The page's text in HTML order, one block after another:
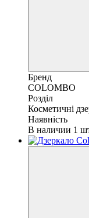
Бренд
COLOMBO
Розділ
Косметичні
Наявність
В наличии 1